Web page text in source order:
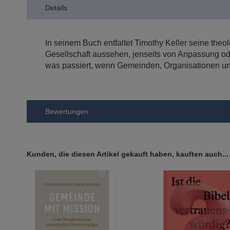
Bildergalerie
Details
In seinem Buch entfaltet Timothy Keller seine
Gesellschaft aussehen, jenseits von Anpassung
was passiert, wenn Gemeinden, Organisationen
Bewertungen
Kunden, die diesen Artikel gekauft haben, kauften auch...